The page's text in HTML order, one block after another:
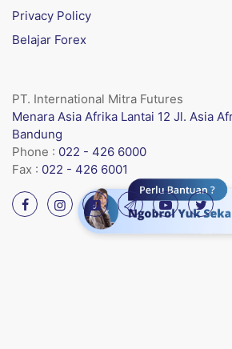
Privacy Policy
Belajar Forex
PT. International Mitra Futures
Menara Asia Afrika Lantai 12 Jl. Asia
Bandung
Phone : 022 - 426 6000
Fax : 022 - 426 6001